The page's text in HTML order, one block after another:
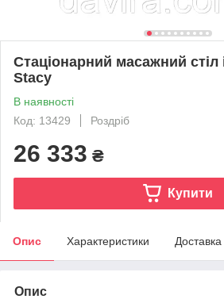
Стаціонарний масажний стіл
Stacy
В наявності
Код: 13429
Роздріб
26 333 ₴
Купити
Опис Характеристики Доставка
Опис